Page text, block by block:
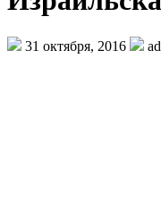
31 октября, 2016